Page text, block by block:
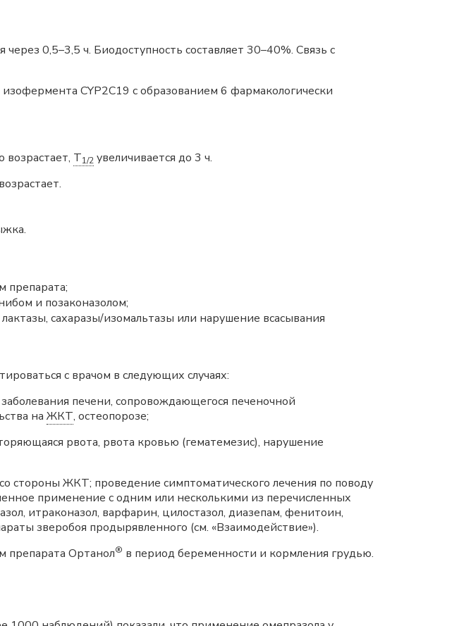
через 0,5–3,5 ч. Биодоступность составляет 30–40%. Связь с
CYP2C19 с образованием 6 фармакологически
возрастает, T1/2 увеличивается до 3 ч.
препарата;
и позаконазолом;
сахаразы/изомальтазы или нарушение всасывания
с врачом в следующих случаях:
печени, сопровождающегося печеночной
на ЖКТ, остеопорозе;
рвота, рвота кровью (гематемезис), нарушение
ЖКТ; проведение симптоматического лечения по поводу
применение с одним или несколькими из перечисленных
итраконазол, варфарин, цилостазол, диазепам, фенитоин,
зверобоя продырявленного (см. «Взаимодействие»).
препарата Ортанол® в период беременности и кормления грудью.